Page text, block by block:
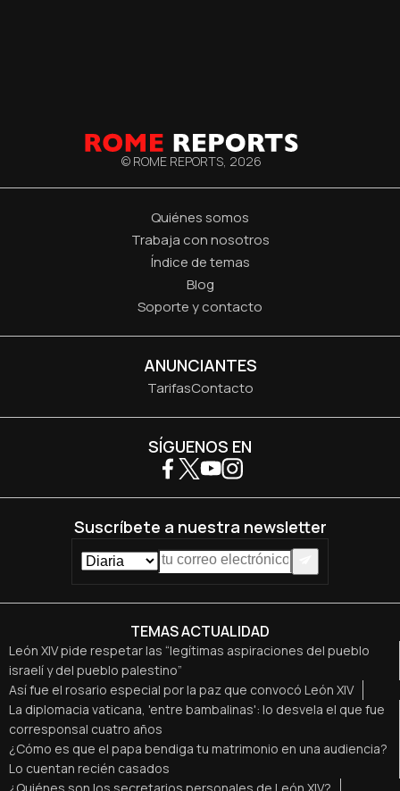
© ROME REPORTS, 2026
Quiénes somos
Trabaja con nosotros
Índice de temas
Blog
Soporte y contacto
ANUNCIANTES
TarifasContacto
TEMAS ACTUALIDAD
León XIV pide respetar las “legítimas aspiraciones del pueblo
israelí y del pueblo palestino”
Así fue el rosario especial por la paz que convocó León XIV
La diplomacia vaticana, 'entre bambalinas': lo desvela el que fue
corresponsal cuatro años
¿Cómo es que el papa bendiga tu matrimonio en una audiencia?
Lo cuentan recién casados
SÍGUENOS EN
Suscríbete a nuestra newsletter